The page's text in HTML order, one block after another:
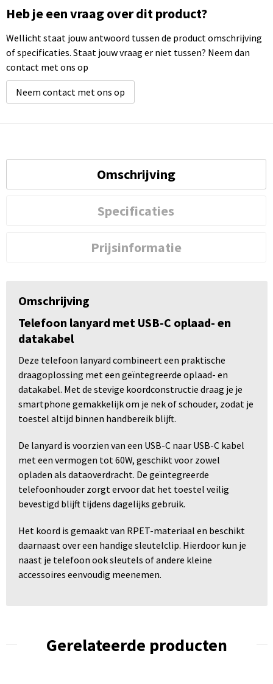
Heb je een vraag over dit product?
Wellicht staat jouw antwoord tussen de product omschrijving
of specificaties. Staat jouw vraag er niet tussen? Neem dan
contact met ons op
Neem contact met ons op
Omschrijving
Specificaties
Prijsinformatie
Omschrijving
Telefoon lanyard met USB-C oplaad- en
datakabel
Deze telefoon lanyard combineert een praktische
draagoplossing met een geïntegreerde oplaad- en
datakabel. Met de stevige koordconstructie draag je je
smartphone gemakkelijk om je nek of schouder, zodat je
toestel altijd binnen handbereik blijft.
De lanyard is voorzien van een USB-C naar USB-C kabel
met een vermogen tot 60W, geschikt voor zowel
opladen als dataoverdracht. De geïntegreerde
telefoonhouder zorgt ervoor dat het toestel veilig
bevestigd blijft tijdens dagelijks gebruik.
Het koord is gemaakt van RPET-materiaal en beschikt
daarnaast over een handige sleutelclip. Hierdoor kun je
naast je telefoon ook sleutels of andere kleine
accessoires eenvoudig meenemen.
Gerelateerde producten